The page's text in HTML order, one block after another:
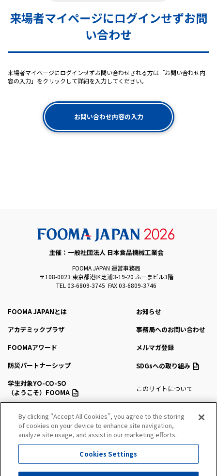
来場者マイページにログインせずお問
い合わせ
来場者マイページにログインせずお問い合わせされる方は「お問い合わせ内
容の入力」をクリックして詳細を入力してください。
お問い合わせ内容の入力
主催：一般社団法人 日本食品機械工業会
FOOMA JAPAN 運営事務局
〒108-0023 東京都港区芝浦3-19-20 ふーまビル3階
TEL 03-6809-3745 FAX 03-6809-3746
FOOMA JAPANとは
アカデミックプラザ
FOOMAアワード
防災パートナーシップ
学生対象YO-CO-SO
（ようこそ）FOOMA
会場マップ・サービス
出展社情報
セミナー・シンポジウム
お知らせ
事務局へのお問い合わせ
メルマガ登録
SDGsへの取り組み
このサイトについて
サイトマップ
By clicking “Accept All Cookies”, you agree to the storing
of cookies on your device to enhance site navigation,
analyze site usage, and assist in our marketing efforts.
Cookies Settings